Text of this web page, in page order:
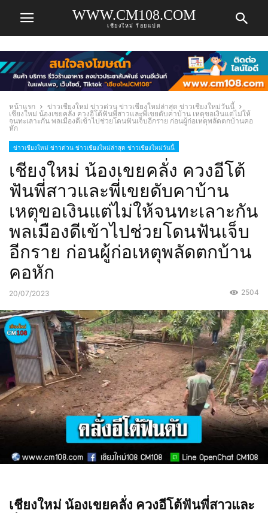
WWW.CM108.COM
เชียงใหม่ ร้อยแปด
หน้าแรก
ข่าวเชียงใหม่ ข่าวด่วน ข่าวเชียงใหม่ล่าสุด ข่าวเชียงใหม่วันนี้
เชียงใหม่ น้องเขยคลั่ง ควงอีโต้ฟันพี่สาวและพี่เขยดับคาบ้าน เหตุขอเงินแต่ไม่ให้
จนทะเลาะกัน พลเมืองดีเข้าไปช่วยโดนฟันเจ็บอีกราย ก่อนผู้ก่อเหตุพลัดตกบ้านคอ
หัก
ข่าวเชียงใหม่ ข่าวด่วน ข่าวเชียงใหม่ล่าสุด ข่าวเชียงใหม่วันนี้
เชียงใหม่ น้องเขยคลั่ง ควงอีโต้
ฟันพี่สาวและพี่เขยดับคาบ้าน
เหตุขอเงินแต่ไม่ให้จนทะเลาะกัน
พลเมืองดีเข้าไปช่วยโดนฟันเจ็บ
อีกราย ก่อนผู้ก่อเหตุพลัดตกบ้าน
คอหัก
20/07/2023 2504
เชียงใหม่ น้องเขยคลั่ง ควงอีโต้ฟันพี่สาวและ